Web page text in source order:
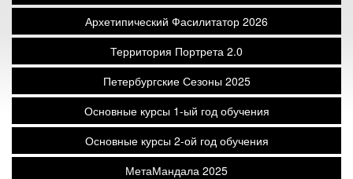
Архетипический Фасилитатор 2026
Территория Портрета 2.0
Петербургские Сезоны 2025
Основные курсы 1-ый год обучения
Основные курсы 2-ой год обучения
МетаМандала 2025